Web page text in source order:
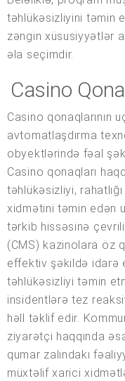
təhlükəsizliyini təmin
zəngin xüsusiyyətlər
əla seçimdir.
Casino
Casino qonaqlarının
avtomatlaşdırma
obyektlərində fəal
Casino qonaqları
təhlükəsizliyi,
xidmətini təmin edən
tərkib hissəsinə
(CMS) kazinolara öz
effektiv şəkildə idarə
təhlükəsizliyi təmin
insidentlərə tez
həll təklif edir.
ziyarətçi haqqında
qumar zalındakı
müxtəlif xarici